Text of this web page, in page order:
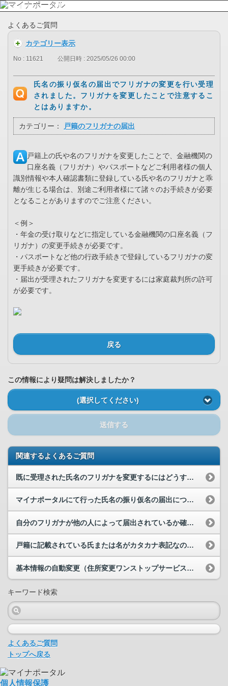
よくあるご質問
カテゴリー表示
No : 11621 公開日時 : 2025/05/26 00:00
氏名の振り仮名の届出でフリガナの変更を行い受理
されました。フリガナを変更したことで注意するこ
とはありますか。
カテゴリー： 戸籍のフリガナの届出
戸籍上の氏や名のフリガナを変更したことで、金融機関の
口座名義（フリガナ）やパスポートなどご利用者様の個人
識別情報や本人確認書類に登録している氏や名のフリガナと乖
離が生じる場合は、別途ご利用者様にて諸々のお手続きが必要
となることがありますのでご注意ください。
＜例＞
・年金の受け取りなどに指定している金融機関の口座名義（フ
リガナ）の変更手続きが必要です。
・パスポートなど他の行政手続きで登録しているフリガナの変
更手続きが必要です。
・届出が受理されたフリガナを変更するには家庭裁判所の許可
が必要です。
戻る
この情報により疑問は解決しましたか？
(選択してください)
送信する
関連するよくあるご質問
既に受理された氏名のフリガナを変更するにはどうすればよいですか。
マイナポータルにて行った氏名の振り仮名の届出について、「氏名の振り仮名の届出」画面の届出状況で...
自分のフリガナが他の人によって届出されているか確認する方法はありますか。
戸籍に記載されている氏または名がカタカナ表記なのですが、フリガナを届け出る必要がありますか。
基本情報の自動変更（住所変更ワンストップサービス等）の同意を解除をしました。解除されているか確...
キーワード検索
よくあるご質問
トップへ戻る
個人情報保護